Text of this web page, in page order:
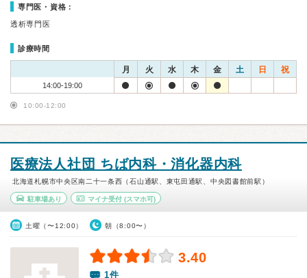
専門医・資格：
透析専門医
診療時間
月 火 水 木 金 土 日 祝
14:00-19:00
10:00-12:00
医療法人社団 ちば内科・消化器内科
北海道札幌市中央区南二十一条西（石山通駅、東屯田通駅、中央図書館前駅）
駐車場あり マイナ受付(スマホ可)
土曜（〜12:00） 朝（8:00〜）
3.40
1件